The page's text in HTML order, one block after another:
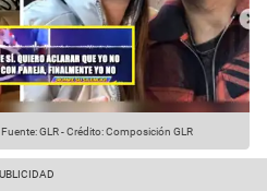
Fuente: GLR-Crédito: Composición GLR